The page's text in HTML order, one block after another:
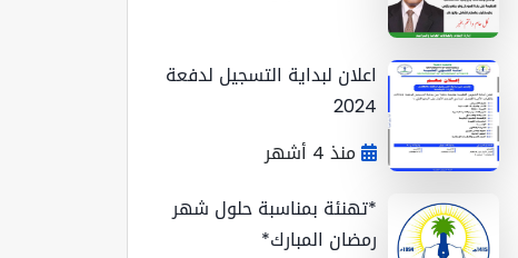
اعلان لبداية التسجيل لدفعة
2024
منذ 4 أشهر
*تهنئة بمناسبة حلول شهر
رمضان المبارك*